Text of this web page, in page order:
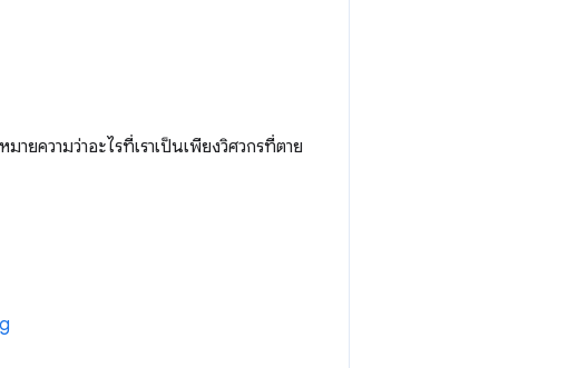
ความว่าอะไรที่เราเป็นเพียงวิศวกรที่ตาย